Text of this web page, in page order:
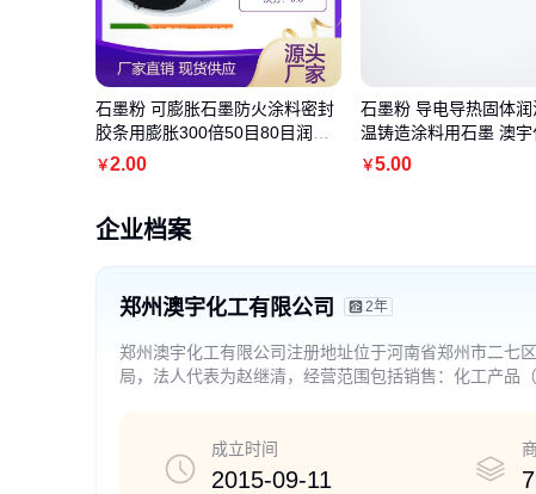
石墨粉 可膨胀石墨防火涂料密封
胶条用膨胀300倍50目80目润滑
导电
￥2.00
石墨粉 导电导热固体
温铸造涂料用石墨 澳宇
￥5.00
企业档案
郑州澳宇化工有限公司 2年
郑州澳宇化工有限公司注册地址位于河南省郑州市二七
局，法人代表为赵继清，经营范围包括销售：化工产品
成立时间
2015-09-11